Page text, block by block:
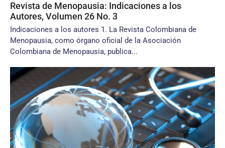
Revista de Menopausia: Indicaciones a los
Autores, Volumen 26 No. 3
Indicaciones a los autores 1. La Revista Colombiana de
Menopausia, como órgano oficial de la Asociación
Colombiana de Menopausia, publica...